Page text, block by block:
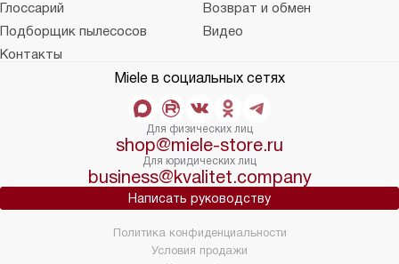
Глоссарий
Возврат и обмен
Подборщик пылесосов
Видео
Контакты
Miele в социальных сетях
Для физических лиц
shop@miele-store.ru
Для юридических лиц
business@kvalitet.company
Написать руководству
Политика конфиденциальности
Условия продажи